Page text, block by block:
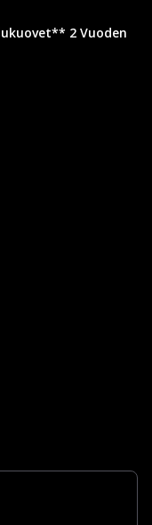
2 Vuoden